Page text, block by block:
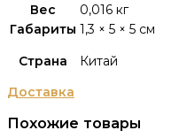
Вес
0,016 кг
Габариты 1,3 × 5 × 5 см
Страна
Китай
Доставка
Похожие товары